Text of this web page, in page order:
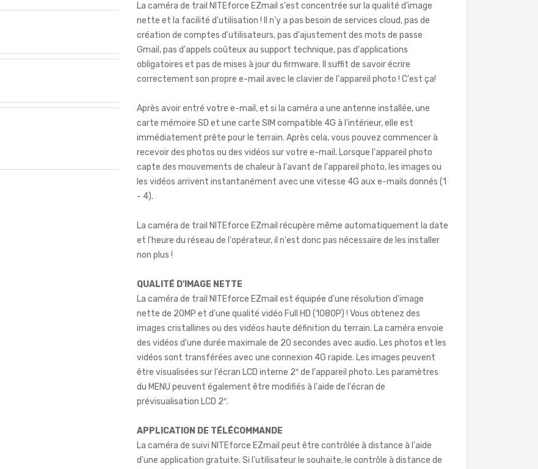
La caméra de trail NITEforce EZmail s'est concentrée sur la qualité d'image
nette et la facilité d'utilisation ! Il n'y a pas besoin de services cloud, pas de
création de comptes d'utilisateurs, pas d'ajustement des mots de passe
Gmail, pas d'appels coûteux au support technique, pas d'applications
obligatoires et pas de mises à jour du firmware. Il suffit de savoir écrire
correctement son propre e-mail avec le clavier de l'appareil photo ! C'est ça!
Après avoir entré votre e-mail, et si la caméra a une antenne installée, une
carte mémoire SD et une carte SIM compatible 4G à l'intérieur, elle est
immédiatement prête pour le terrain. Après cela, vous pouvez commencer à
recevoir des photos ou des vidéos sur votre e-mail. Lorsque l'appareil photo
capte des mouvements de chaleur à l'avant de l'appareil photo, les images ou
les vidéos arrivent instantanément avec une vitesse 4G aux e-mails donnés (1
- 4).
La caméra de trail NITEforce EZmail récupère même automatiquement la date
et l'heure du réseau de l'opérateur, il n'est donc pas nécessaire de les installer
non plus !
QUALITÉ D'IMAGE NETTE
La caméra de trail NITEforce EZmail est équipée d'une résolution d'image
nette de 20MP et d'une qualité vidéo Full HD (1080P) ! Vous obtenez des
images cristallines ou des vidéos haute définition du terrain. La caméra envoie
des vidéos d'une durée maximale de 20 secondes avec audio. Les photos et les
vidéos sont transférées avec une connexion 4G rapide. Les images peuvent
être visualisées sur l'écran LCD interne 2″ de l'appareil photo. Les paramètres
du MENU peuvent également être modifiés à l'aide de l'écran de
prévisualisation LCD 2″.
APPLICATION DE TÉLÉCOMMANDE
La caméra de suivi NITEforce EZmail peut être contrôlée à distance à l'aide
d'une application gratuite. Si l'utilisateur le souhaite, le contrôle à distance de